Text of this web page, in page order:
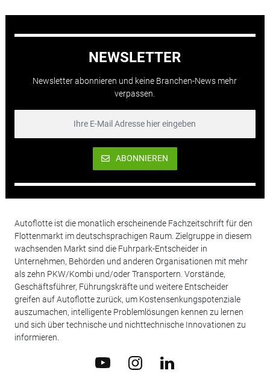
NEWSLETTER
Newsletter abonnieren und keine Branchen-News mehr
verpassen.
ABONNIEREN
Autoflotte ist die monatlich erscheinende Fachzeitschrift für den
Flottenmarkt im deutschsprachigen Raum. Zielgruppe in diesem
wachsenden Markt sind die Fuhrpark-Entscheider in
Unternehmen, Behörden und anderen Organisationen mit mehr
als zehn PKW/Kombi und/oder Transportern. Vorstände,
Geschäftsführer, Führungskräfte und weitere Entscheider
greifen auf Autoflotte zurück, um Kostensenkungspotenziale
auszumachen, intelligente Problemlösungen kennen zu lernen
und sich über technische und nichttechnische Innovationen zu
informieren.